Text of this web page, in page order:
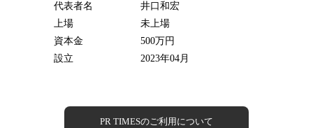
代表者名
井口和宏
上場
未上場
資本金
500万円
設立
2023年04月
PR TIMESのご利用について